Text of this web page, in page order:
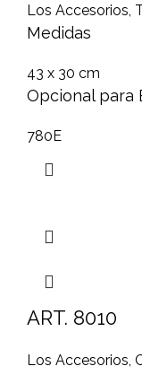
Los Accesorios,
Medidas
43 x 30 cm
Opcional para
780E
ART. 8010
Los Accesorios,